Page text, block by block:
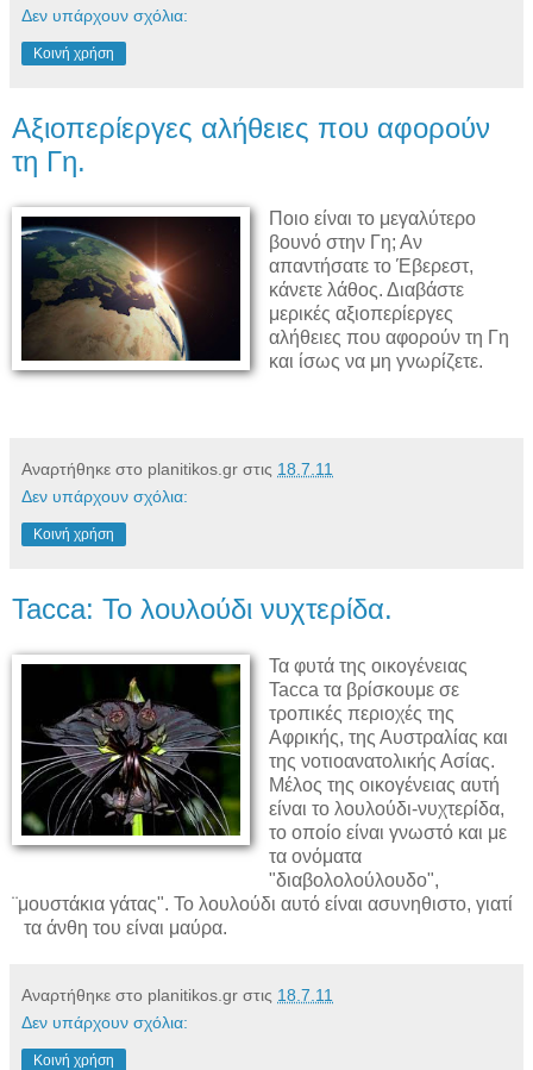
Δεν υπάρχουν σχόλια:
Κοινή χρήση
Αξιοπερίεργες αλήθειες που αφορούν
τη Γη.
Ποιο είναι το μεγαλύτερο
βουνό στην Γη; Αν
απαντήσατε το Έβερεστ,
κάνετε λάθος. Διαβάστε
μερικές αξιοπερίεργες
αλήθειες που αφορούν τη Γη
και ίσως να μη γνωρίζετε.
Αναρτήθηκε στο planitikos.gr στις 18.7.11
Δεν υπάρχουν σχόλια:
Κοινή χρήση
Tacca: Το λουλούδι νυχτερίδα.
Τα φυτά της οικογένειας
Tacca τα βρίσκουμε σε
τροπικές περιοχές της
Αφρικής, της Αυστραλίας και
της νοτιοανατολικής Ασίας.
Μέλος της οικογένειας αυτή
είναι το λουλούδι-νυχτερίδα,
το οποίο είναι γνωστό και με
τα ονόματα
"διαβολολούλουδο",
¨μουστάκια γάτας". Το λουλούδι αυτό είναι ασυνηθιστο, γιατί
τα άνθη του είναι μαύρα.
Αναρτήθηκε στο planitikos.gr στις 18.7.11
Δεν υπάρχουν σχόλια:
Κοινή χρήση